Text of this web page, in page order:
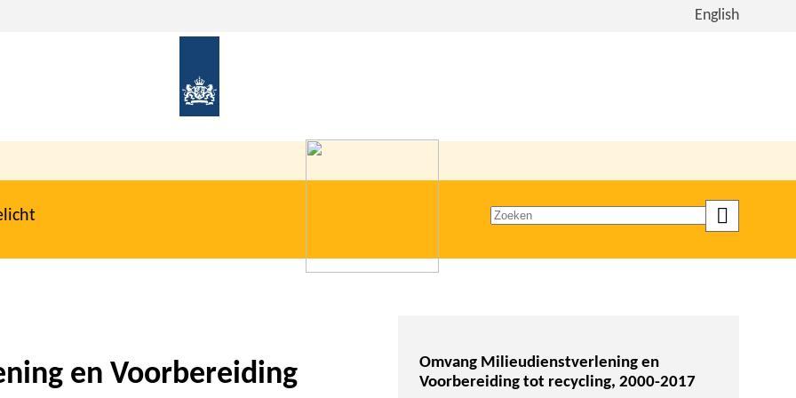
Bekijk
English
Zoeken
en Voorbereiding
Omvang Milieudienstverlening en
Voorbereiding tot recycling, 2000-2017